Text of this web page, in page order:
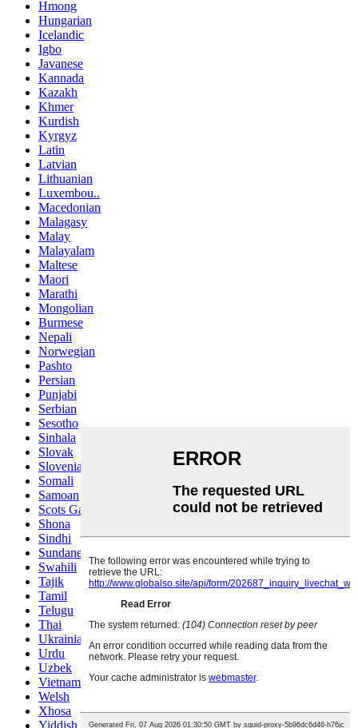
Hmong
Hungarian
Icelandic
Igbo
Javanese
Kannada
Kazakh
Khmer
Kurdish
Kyrgyz
Latin
Latvian
Lithuanian
Luxembou..
Macedonian
Malagasy
Malay
Malayalam
Maltese
Maori
Marathi
Mongolian
Burmese
Nepali
Norwegian
Pashto
Persian
Punjabi
Serbian
Sesotho
Sinhala
Slovak
Slovenian
Somali
Samoan
Scots Gaelic
Shona
Sindhi
Sundanese
Swahili
Tajik
Tamil
Telugu
Thai
Ukrainian
Urdu
Uzbek
Vietnamese
Welsh
Xhosa
Yiddish